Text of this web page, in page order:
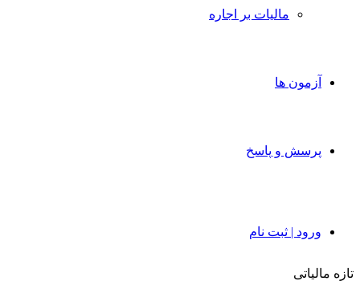
مالیات بر اجاره
آزمون ها
پرسش و پاسخ
ورود | ثبت نام
تازه مالیاتی